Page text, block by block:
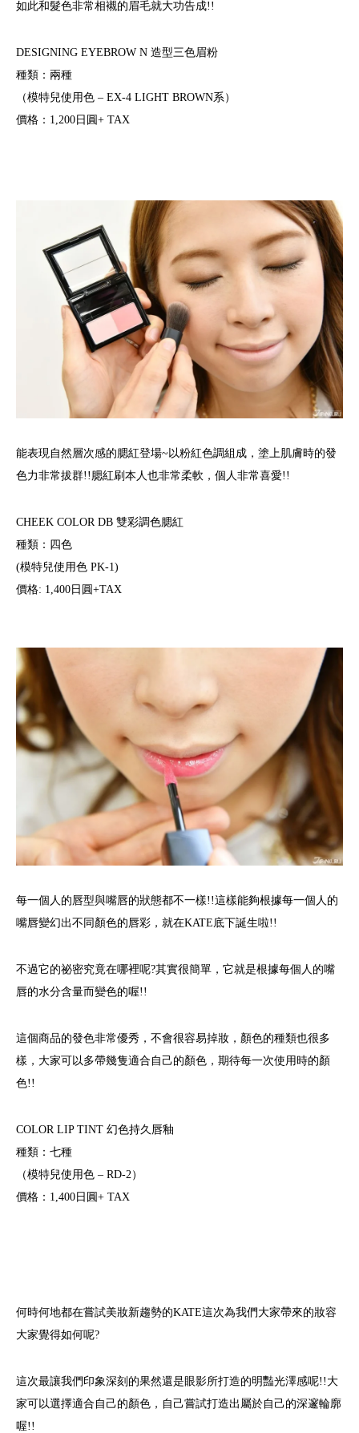
如此和髮色非常相襯的眉毛就大功告成!!
DESIGNING EYEBROW N 造型三色眉粉
種類：兩種
（模特兒使用色 – EX-4 LIGHT BROWN系）
價格：1,200日圓+ TAX
能表現自然層次感的腮紅登場~以粉紅色調組成，塗上肌膚時的發
色力非常拔群!!腮紅刷本人也非常柔軟，個人非常喜愛!!
CHEEK COLOR DB 雙彩調色腮紅
種類：四色
(模特兒使用色 PK-1)
價格: 1,400日圓+TAX
每一個人的唇型與嘴唇的狀態都不一樣!!這樣能夠根據每一個人的
嘴唇變幻出不同顏色的唇彩，就在KATE底下誕生啦!!
不過它的祕密究竟在哪裡呢?其實很簡單，它就是根據每個人的嘴
唇的水分含量而變色的喔!!
這個商品的發色非常優秀，不會很容易掉妝，顏色的種類也很多
樣，大家可以多帶幾隻適合自己的顏色，期待每一次使用時的顏
色!!
COLOR LIP TINT 幻色持久唇釉
種類：七種
（模特兒使用色 – RD-2）
價格：1,400日圓+ TAX
何時何地都在嘗試美妝新趨勢的KATE這次為我們大家帶來的妝容
大家覺得如何呢?
這次最讓我們印象深刻的果然還是眼影所打造的明豔光澤感呢!!大
家可以選擇適合自己的顏色，自己嘗試打造出屬於自己的深邃輪廓
喔!!